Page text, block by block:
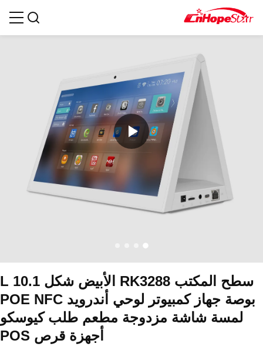
سطح المكتب RK3288 الأبيض شكل L 10.1
بوصة جهاز كمبيوتر لوحي أندرويد POE NFC
لمسة شاشة مزدوجة مطعم طلب كيوسكو
أجهزة قرص POS